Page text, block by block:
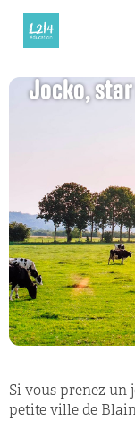
Jocko,
Si vous prenez un
petite ville de